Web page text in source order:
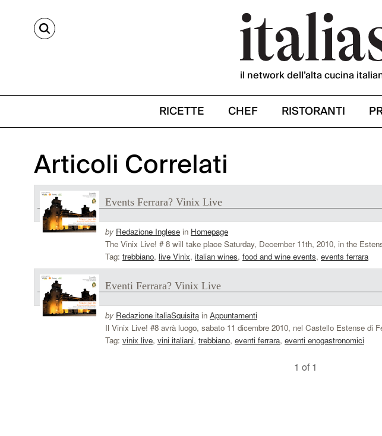
CERCA
il network dell’alta cucina
RICETTE CHEF RISTORANTI
Articoli Correlati
Events Ferrara? Vinix Live
by Redazione Inglese in Homepage
The Vinix Live! # 8 will take place Saturday, December 11th, 2010, in the
Tag: trebbiano, live Vinix, italian wines, food and wine events, events ferrara
Eventi Ferrara? Vinix Live
by Redazione italiaSquisitain Appuntamenti
Il Vinix Live! #8 avrà luogo, sabato 11 dicembre 2010, nel Castello Estense di
Tag: vinix live, vini italiani, trebbiano, eventi ferrara, eventi enogastronomici
1 of 1